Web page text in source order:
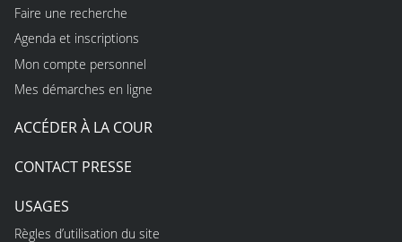
Faire une recherche
Agenda et inscriptions
Mon compte personnel
Mes démarches en ligne
ACCÉDER À LA COUR
CONTACT PRESSE
USAGES
Règles d’utilisation du site